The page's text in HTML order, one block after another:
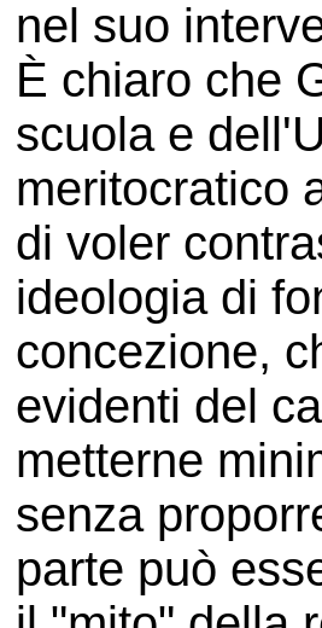
nel suo
È chiaro che
scuola e
meritocratico
di voler
ideologia di
concezione,
evidenti del
metterne
senza
parte può